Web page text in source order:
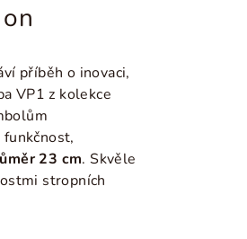
příběh o inovaci,
VP1 z kolekce
23 cm. Skvěle
stropních